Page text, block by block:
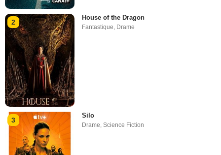
2
House of the Dragon
Fantastique, Drame
3
Silo
Drame ,Science Fiction